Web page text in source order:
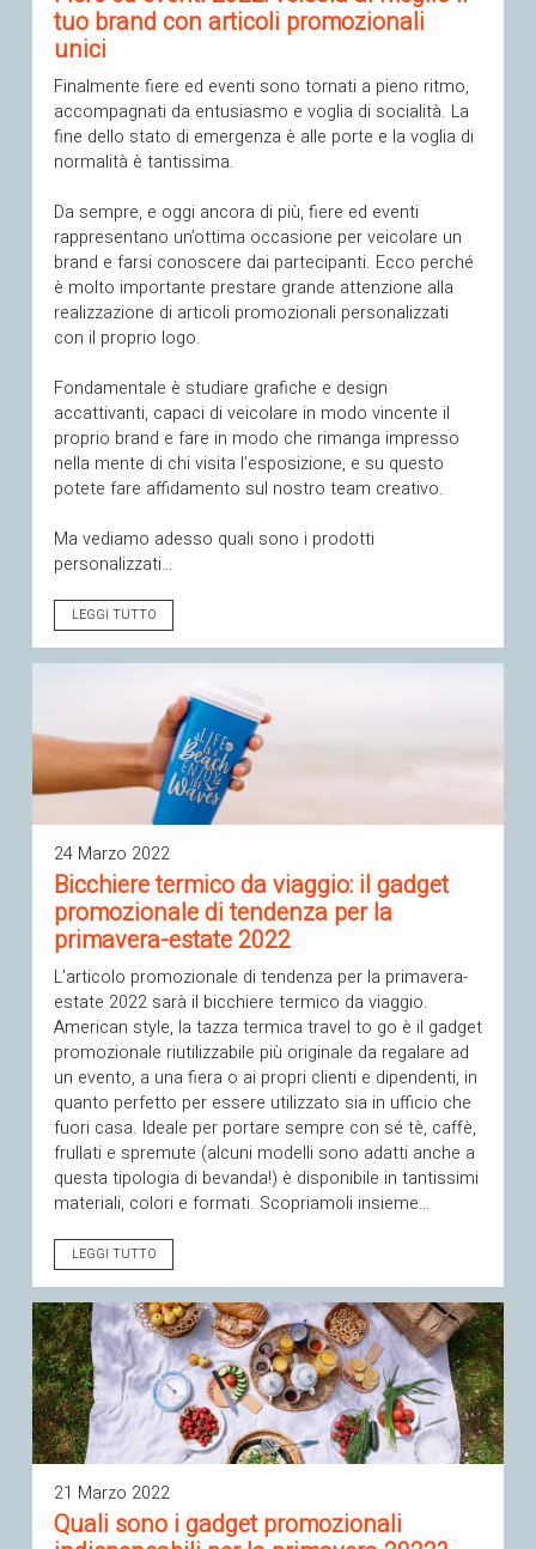
tuo brand con articoli promozionali
unici
Finalmente fiere ed eventi sono tornati a pieno ritmo,
accompagnati da entusiasmo e voglia di socialità. La
fine dello stato di emergenza è alle porte e la voglia di
normalità è tantissima.
Da sempre, e oggi ancora di più, fiere ed eventi
rappresentano un’ottima occasione per veicolare un
brand e farsi conoscere dai partecipanti. Ecco perché
è molto importante prestare grande attenzione alla
realizzazione di articoli promozionali personalizzati
con il proprio logo.
Fondamentale è studiare grafiche e design
accattivanti, capaci di veicolare in modo vincente il
proprio brand e fare in modo che rimanga impresso
nella mente di chi visita l’esposizione, e su questo
potete fare affidamento sul nostro team creativo.
Ma vediamo adesso quali sono i prodotti
personalizzati…
LEGGI TUTTO
24 Marzo 2022
Bicchiere termico da viaggio: il gadget
promozionale di tendenza per la
primavera-estate 2022
L’articolo promozionale di tendenza per la primavera-
estate 2022 sarà il bicchiere termico da viaggio.
American style, la tazza termica travel to go è il gadget
promozionale riutilizzabile più originale da regalare ad
un evento, a una fiera o ai propri clienti e dipendenti, in
quanto perfetto per essere utilizzato sia in ufficio che
fuori casa. Ideale per portare sempre con sé tè, caffè,
frullati e spremute (alcuni modelli sono adatti anche a
questa tipologia di bevanda!) è disponibile in tantissimi
materiali, colori e formati. Scopriamoli insieme…
LEGGI TUTTO
21 Marzo 2022
Quali sono i gadget promozionali